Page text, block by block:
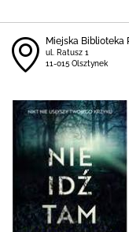
Miejska Biblioteka
ul. Ratusz 1
11-015 Olsztynek